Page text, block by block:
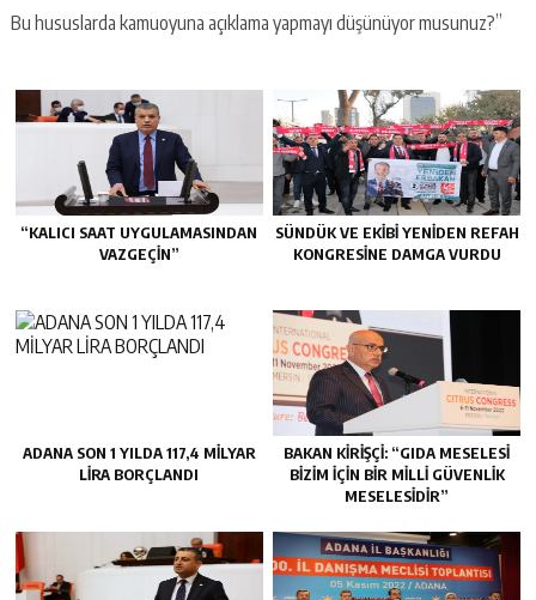
Bu hususlarda kamuoyuna açıklama yapmayı düşünüyor musunuz?”
“KALICI SAAT UYGULAMASINDAN
VAZGEÇİN”
SÜNDÜK VE EKİBİ YENİDEN REFAH
KONGRESİNE DAMGA VURDU
ADANA SON 1 YILDA 117,4 MİLYAR
LİRA BORÇLANDI
BAKAN KİRİŞÇİ: “GIDA MESELESİ
BİZİM İÇİN BİR MİLLİ GÜVENLİK
MESELESİDİR”